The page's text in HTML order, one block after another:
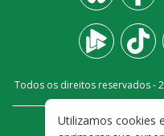
Todos os direitos reservados -
FALE
Utilizamos cookies